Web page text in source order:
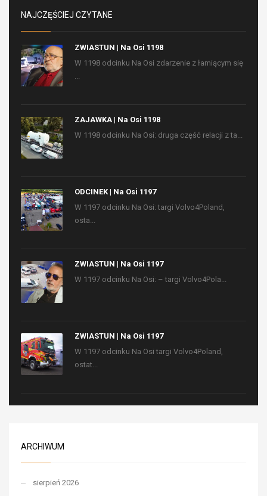
NAJCZĘŚCIEJ CZYTANE
ZWIASTUN | Na Osi 1198
W 1198 odcinku Na Osi zdarzenie z łamiącym się
ZAJAWKA | Na Osi 1198
W 1198 odcinku Na Osi: druga część relacji z ta...
ODCINEK | Na Osi 1197
W 1197 odcinku Na Osi: targi Volvo4Poland,
osta...
ZWIASTUN | Na Osi 1197
W 1197 odcinku Na Osi: – targi Volvo4Pola...
ZWIASTUN | Na Osi 1197
W 1197 odcinku Na Osi targi Volvo4Poland,
ostat...
ARCHIWUM
sierpień 2026